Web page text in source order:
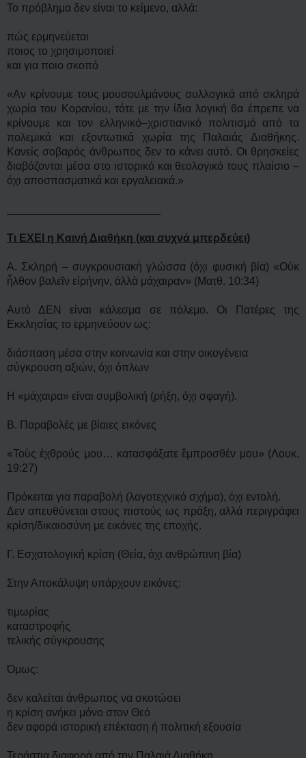
Το πρόβλημα δεν είναι το κείμενο, αλλά:
πώς ερμηνεύεται
ποιος το χρησιμοποιεί
και για ποιο σκοπό
«Αν κρίνουμε τους μουσουλμάνους συλλογικά από σκληρά
χωρία του Κορανίου, τότε με την ίδια λογική θα έπρεπε να
κρίνουμε και τον ελληνικό–χριστιανικό πολιτισμό από τα
πολεμικά και εξοντωτικά χωρία της Παλαιάς Διαθήκης.
Κανείς σοβαρός άνθρωπος δεν το κάνει αυτό. Οι θρησκείες
διαβάζονται μέσα στο ιστορικό και θεολογικό τους πλαίσιο –
όχι αποσπασματικά και εργαλειακά.»
Τι ΕΧΕΙ η Καινή Διαθήκη (και συχνά μπερδεύει)
Α. Σκληρή – συγκρουσιακή γλώσσα (όχι φυσική βία) «Οὐκ
ἦλθον βαλεῖν εἰρήνην, ἀλλὰ μάχαιραν» (Ματθ. 10:34)
Αυτό ΔΕΝ είναι κάλεσμα σε πόλεμο. Οι Πατέρες της
Εκκλησίας το ερμηνεύουν ως:
διάσπαση μέσα στην κοινωνία και στην οικογένεια
σύγκρουση αξιών, όχι όπλων
Η «μάχαιρα» είναι συμβολική (ρήξη, όχι σφαγή).
Β. Παραβολές με βίαιες εικόνες
«Τοὺς ἐχθρούς μου… κατασφάξατε ἔμπροσθέν μου» (Λουκ.
19:27)
Πρόκειται για παραβολή (λογοτεχνικό σχήμα), όχι εντολή.
Δεν απευθύνεται στους πιστούς ως πράξη, αλλά περιγράφει
κρίση/δικαιοσύνη με εικόνες της εποχής.
Γ. Εσχατολογική κρίση (Θεία, όχι ανθρώπινη βία)
Στην Αποκάλυψη υπάρχουν εικόνες:
τιμωρίας
καταστροφής
τελικής σύγκρουσης
Όμως:
δεν καλείται άνθρωπος να σκοτώσει
η κρίση ανήκει μόνο στον Θεό
δεν αφορά ιστορική επέκταση ή πολιτική εξουσία
Τεράστια διαφορά από την Παλαιά Διαθήκη